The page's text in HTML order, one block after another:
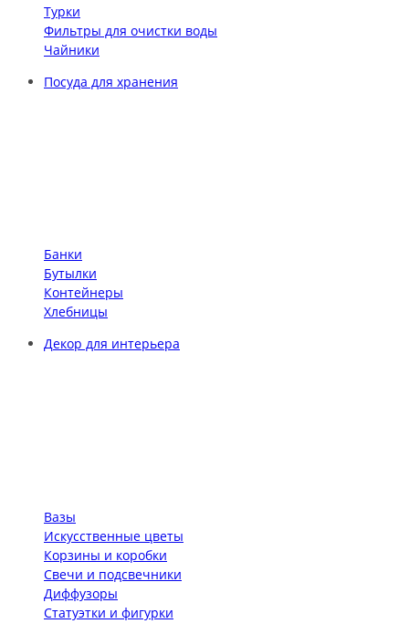
Турки
Фильтры для очистки воды
Чайники
Посуда для хранения
Банки
Бутылки
Контейнеры
Хлебницы
Декор для интерьера
Вазы
Искусственные цветы
Корзины и коробки
Свечи и подсвечники
Диффузоры
Статуэтки и фигурки